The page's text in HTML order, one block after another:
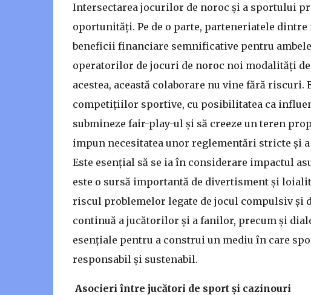
Intersectarea jocurilor de noroc și a sportului
oportunități. Pe de o parte, parteneriatele
beneficii financiare semnificative pentru
operatorilor de jocuri de noroc noi modalități
acestea, această colaborare nu vine fără
competițiilor sportive, cu posibilitatea ca
submineze fair-play-ul și să creeze un teren
impun necesitatea unor reglementări stricte și
Este esențial să se ia în considerare impactul
este o sursă importantă de divertisment și
riscul problemelor legate de jocul compulsiv și
continuă a jucătorilor și a fanilor, precum și
esențiale pentru a construi un mediu în care
responsabil și sustenabil.
Asocieri între jucători de sport și cazinouri